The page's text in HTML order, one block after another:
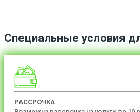
Специальные условия
РАССРОЧКА